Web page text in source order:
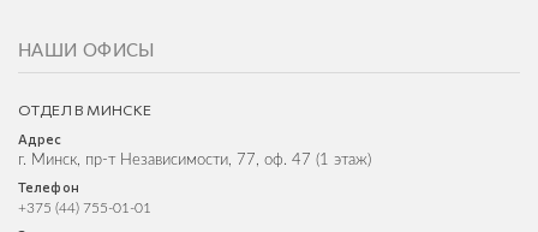
НАШИ ОФИСЫ
ОТДЕЛ В МИНСКЕ
Адрес
г. Минск, пр-т Независимости, 77, оф. 47 (1 этаж)
Телефон
+375 (44) 755-01-01